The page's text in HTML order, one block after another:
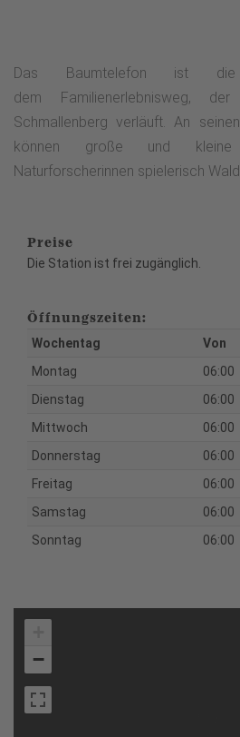
Das Baumtelefon ist
dem Familienerlebnisweg,
Schmallenberg verläuft. An
können große und kleine
Naturforscherinnen spielerisch
Preise
Die Station ist frei zugänglich.
Öffnungszeiten:
Wochentag Von
Montag
06:00
Dienstag
06:00
Mittwoch
06:00
Donnerstag
06:00
Freitag
06:00
Samstag
06:00
Sonntag
06:00
−